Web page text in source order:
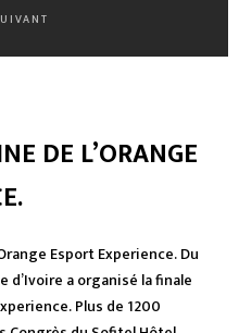
DE L’ORANGE
Esport Experience. Du
d’Ivoire a organisé la finale
Plus de 1200